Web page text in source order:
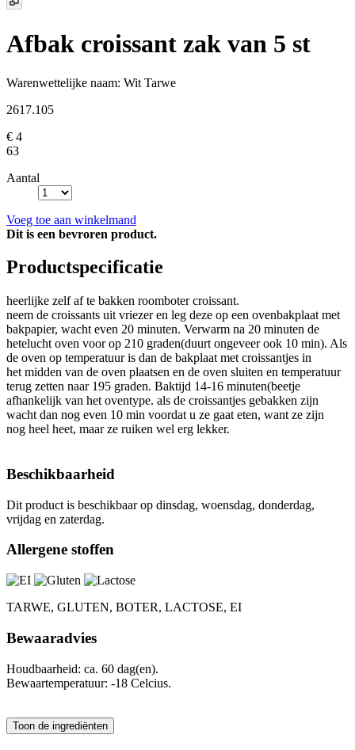
Afbak croissant zak van 5 st
Warenwettelijke naam: Wit Tarwe
2617.105
€ 4
63
Aantal
Voeg toe aan winkelmand
Dit is een bevroren product.
Productspecificatie
heerlijke zelf af te bakken roomboter croissant.
neem de croissants uit vriezer en leg deze op een ovenbakplaat met
bakpapier, wacht even 20 minuten. Verwarm na 20 minuten de
hetelucht oven voor op 210 graden(duurt ongeveer ook 10 min). Als
de oven op temperatuur is dan de bakplaat met croissantjes in
het midden van de oven plaatsen en de oven sluiten en temperatuur
terug zetten naar 195 graden. Baktijd 14-16 minuten(beetje
afhankelijk van het oventype. als de croissantjes gebakken zijn
wacht dan nog even 10 min voordat u ze gaat eten, want ze zijn
nog heel heet, maar ze ruiken wel erg lekker.
Beschikbaarheid
Dit product is beschikbaar op dinsdag, woensdag, donderdag,
vrijdag en zaterdag.
Allergene stoffen
TARWE, GLUTEN, BOTER, LACTOSE, EI
Bewaaradvies
Houdbaarheid: ca. 60 dag(en).
Bewaartemperatuur: -18 Celcius.